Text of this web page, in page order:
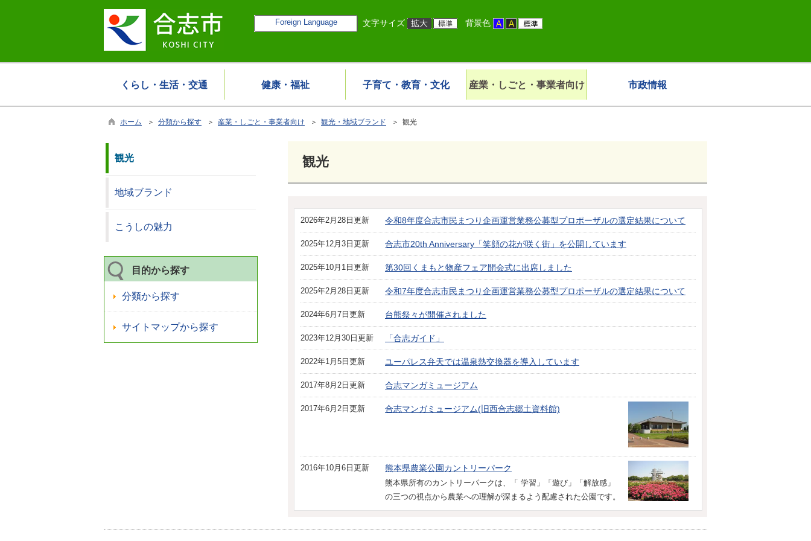
Foreign Language 文字サイズ 背景色
くらし・生活・交通 健康・福祉 子育て・教育・文化 産業・しごと・事業者向け 市政情報
ホーム ＞ 分類から探す ＞ 産業・しごと・事業者向け ＞ 観光・地域ブランド ＞ 観光
観光
2026年2月28日更新 令和8年度合志市民まつり企画運営業務公募型プロポーザルの選定結果について
2025年12月3日更新 合志市20th Anniversary「笑顔の花が咲く街」を公開しています
2025年10月1日更新 第30回くまもと物産フェア開会式に出席しました
2025年2月28日更新 令和7年度合志市民まつり企画運営業務公募型プロポーザルの選定結果について
2024年6月7日更新 台熊祭々が開催されました
2023年12月30日更新 「合志ガイド」
2022年1月5日更新 ユーパレス弁天では温泉熱交換器を導入しています
2017年8月2日更新 合志マンガミュージアム
2017年6月2日更新 合志マンガミュージアム(旧西合志郷土資料館)
2016年10月6日更新 熊本県農業公園カントリーパーク
熊本県所有のカントリーパークは、「 学習」「遊び」「解放感」
の三つの視点から農業への理解が深まるよう配慮された公園です。
観光
地域ブランド
こうしの魅力
目的から探す
分類から探す
サイトマップから探す